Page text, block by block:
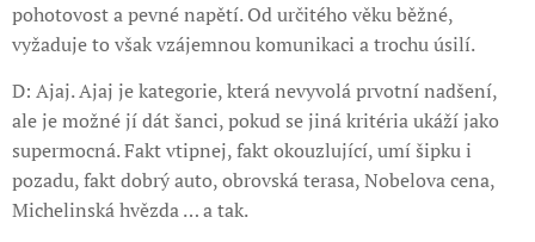
pohotovost a pevné napětí. Od určitého věku běžné,
vyžaduje to však vzájemnou komunikaci a trochu úsilí.
D: Ajaj. Ajaj je kategorie, která nevyvolá prvotní nadšení,
ale je možné jí dát šanci, pokud se jiná kritéria ukáží jako
supermocná. Fakt vtipnej, fakt okouzlující, umí šipku i
pozadu, fakt dobrý auto, obrovská terasa, Nobelova cena,
Michelinská hvězda … a tak.